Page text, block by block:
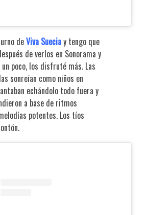
deViva Sueciay tengo que
de verlos en Sonorama y
poco, los disfruté más. Las
sonreían como niños en
echándolo todo fuera y
a base de ritmos
potentes. Los tíos